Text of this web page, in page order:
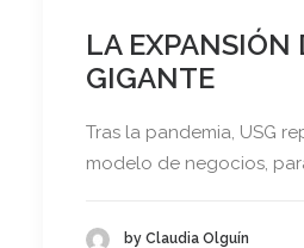
LA EXPANSIÓN
GIGANTE
Tras la pandemia, USG
modelo de negocios,
by Claudia Olguín